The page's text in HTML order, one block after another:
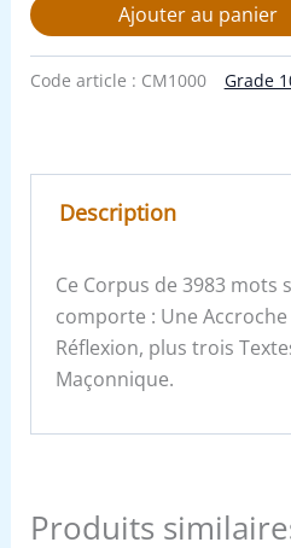
Ajouter au panier
Code article : CM1000 Grade
Description
Ce Corpus de 3983 mots
comporte : Une
Réflexion, plus trois
Maçonnique.
Produits